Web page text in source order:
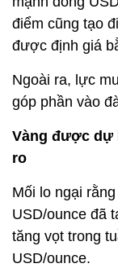
điểm cũng tạo
được định giá
Ngoài ra, lực
góp phần vào
Vàng được dự
ro
Mối lo ngại
USD/ounce đã
tăng vọt trong
USD/ounce.